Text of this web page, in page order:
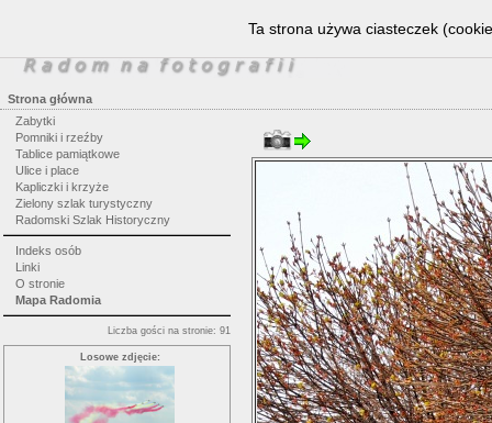
Strona główna
Zabytki
Pomniki i rzeźby
Tablice pamiątkowe
Ulice i place
Kapliczki i krzyże
Zielony szlak turystyczny
Radomski Szlak Historyczny
Indeks osób
Linki
O stronie
Mapa Radomia
Liczba gości na stronie: 91
Losowe zdjęcie:
Ta strona używa ciasteczek